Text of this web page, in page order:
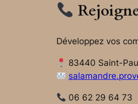
Développez vos
83440 Saint-
06 62 29 64 73